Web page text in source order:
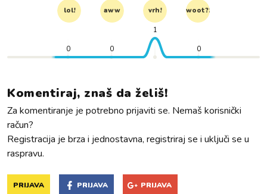
lol! aww vrh! woot?!
0 0
1
0
Komentiraj, znaš da želiš!
Za komentiranje je potrebno prijaviti se. Nemaš korisnički
račun?
Registracija je brza i jednostavna, registriraj se i uključi se u
raspravu.
PRIJAVA PRIJAVA PRIJAVA